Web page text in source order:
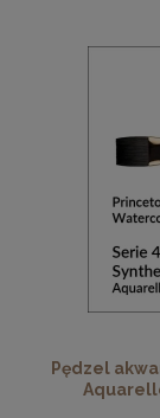
Pędzel